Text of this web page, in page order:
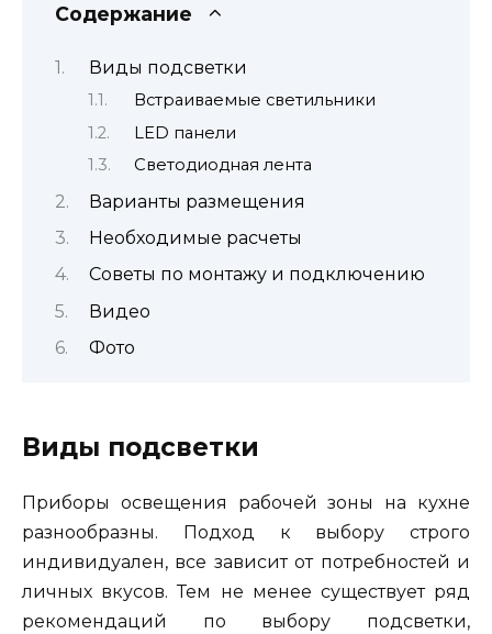
Содержание
Виды подсветки
Встраиваемые светильники
LED панели
Светодиодная лента
Варианты размещения
Необходимые расчеты
Советы по монтажу и подключению
Видео
Фото
Виды подсветки
Приборы освещения рабочей зоны на кухне
разнообразны. Подход к выбору строго
индивидуален, все зависит от потребностей и
личных вкусов. Тем не менее существует ряд
рекомендаций по выбору подсветки,